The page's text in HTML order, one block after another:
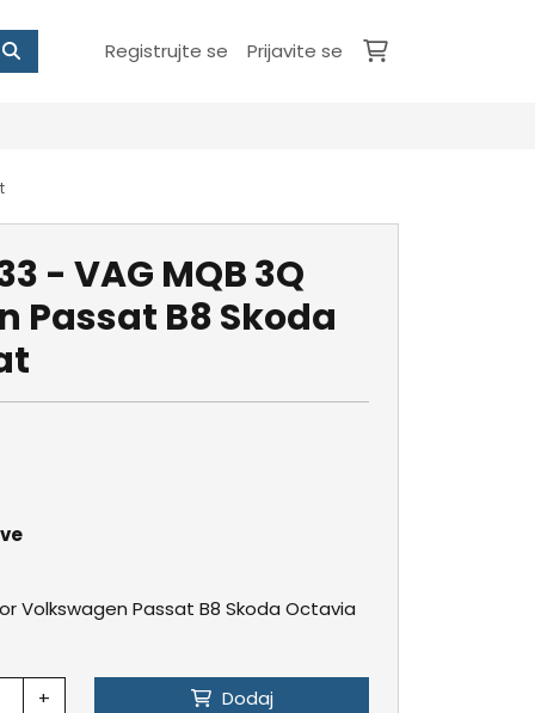
Registrujte se Prijavite se
- VAG MQB 3Q
Passat B8 Skoda
Volkswagen Passat B8 Skoda Octavia
+ Dodaj